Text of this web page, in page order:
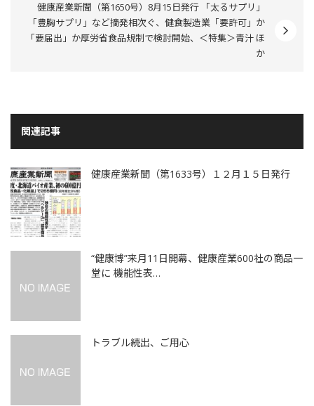
健康産業新聞（第1650号）8月15日発行 「太るサプリ」
「豊胸サプリ」など摘発相次ぐ、健食製造業「要許可」か
「要届出」か厚労省食品規制で検討開始、＜特集＞青汁 ほ
か
関連記事
健康産業新聞（第1633号）１２月１５日発行
“健康博”来月11日開幕、健康産業600社の商品一
堂に 機能性表…
トラブル続出、ご用心